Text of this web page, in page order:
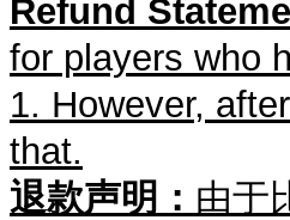
Refund
for players who
1. However,
that.
退款声明： 由于